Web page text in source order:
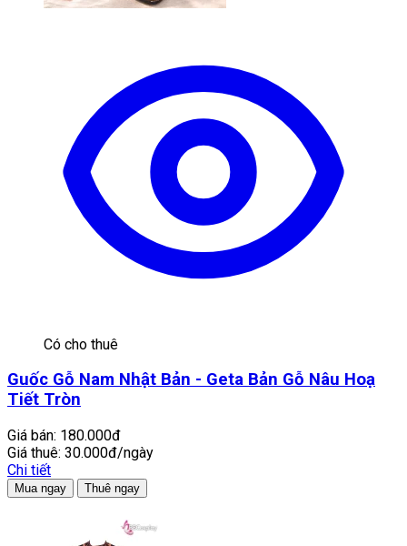
Có cho thuê
Guốc Gỗ Nam Nhật Bản - Geta Bản Gỗ Nâu Hoạ
Tiết Tròn
Giá bán: 180.000đ
Giá thuê: 30.000đ/ngày
Chi tiết
Mua ngay Thuê ngay